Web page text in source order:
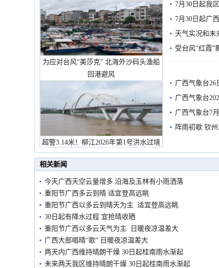
为应对台风“美莎克” 北海外沙码头渔船
回港避风
超警3.14米！柳江2026年第1号洪水过境
市民在堤岸见证汛况
7月30日起我
7月30日起广
天气实况和未
受台风“红霞”
有较强降雨
广西气象台26
广西气象台
预警
广西气象台7
阵雨初歇 钦
相关新闻
今天广西天空云量增多 沿海及玉林有小雨洒落
重阳节广西多云到晴 适宜登高远眺
重阳节广西以多云到晴天为主 适宜登高远眺
30日起有降水过程 宜抢晴收晒
重阳节广西以多云天气为主 日暖夜凉温差大
广西大部唱晴“歌” 日暖夜凉温差大
两天内广西维持晴朗干燥 30日起桂南雨水渐起
未来两天我区维持晴朗干燥 30日起桂南雨水渐起